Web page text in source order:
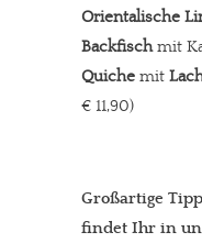
Dir gefällt
Orientalische
Backfischmit
Quiche mit
€ 11,90)
Großartige
findet Ihr in